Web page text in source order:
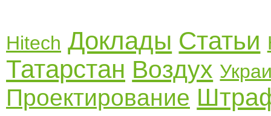
Hitech Доклады Статьи
Татарстан Воздух
Проектирование